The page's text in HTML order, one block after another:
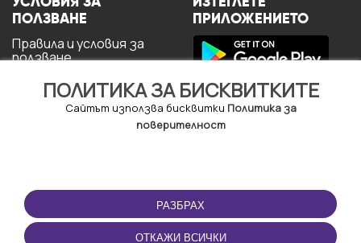
ПОЛИТИКА ЗА БИСКВИТКИТЕ
Сайтът използва бисквитки Политика за
поверителност
РАЗБРАХ
ОТКАЖИ ВСИЧКИ
ПОЛЗВАНЕ
Правила и условия за
ползване
поверителност
Политика за кукита
ПРИЛОЖЕНИЕТО